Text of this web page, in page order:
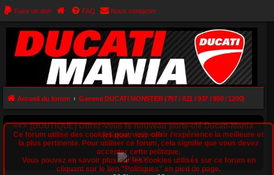
Faire un don FAQ Nous contacter
Accueil du forum Gamme DUCATI MONSTER (797 / 821 / 937 / 950 / 1200)
==> [BOUTIQUE] Offrez-vous le nouveau porte-clé Ducati-Mania
(cliquez ici) <==
Ce forum utilise des cookies pour vous offrir l‘expérience la meilleure et
la plus pertinente. Pour utiliser ce forum, cela signifie que vous devez
accepter cette politique.
Vous pouvez en savoir plus sur les cookies utilisés sur ce forum en
cliquant sur le lien "Politiques" en pied de page.